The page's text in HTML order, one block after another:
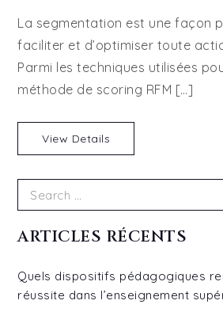
La segmentation est une façon
faciliter et d’optimiser toute
Parmi les techniques utilisées
méthode de scoring RFM […]
View Details
Search
for:
ARTICLES RÉCENTS
Quels dispositifs pédagogiques
réussite dans l’enseignement